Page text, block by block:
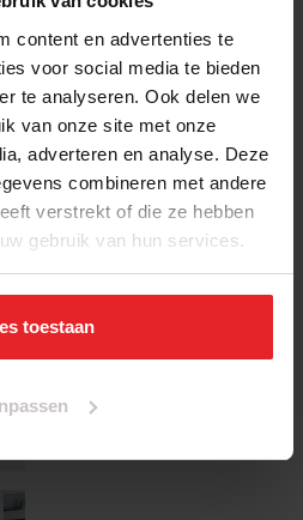
content en advertenties te
voor social media te bieden
te analyseren. Ook delen we
van onze site met onze
adverteren en analyse. Deze
combineren met andere
verstrekt of die ze hebben
gebruik van hun services.
toestaan
Fietsenwinkel
Haarlem-Zuid
Houtplein 16, 2012 DH
ma t/m za: 09.30 –
uur